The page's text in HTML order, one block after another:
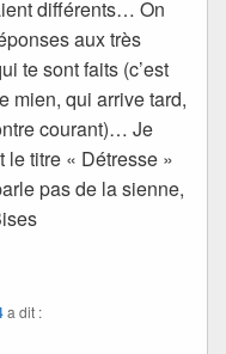
différents… On
aux très
te sont faits (c’est
mien, qui arrive tard,
courant)… Je
le titre « Détresse »
pas de la sienne,
a dit :